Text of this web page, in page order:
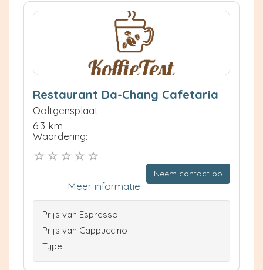
Restaurant Da-Chang Cafetaria
Ooltgensplaat
6.3 km
Waardering:
Neem contact op
Meer informatie
Prijs van Espresso
Prijs van Cappuccino
Type